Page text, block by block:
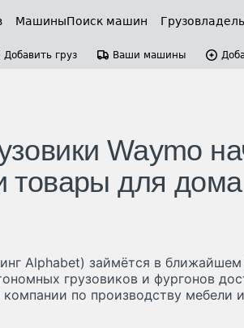
МашиныПоиск машин
Добавить груз Ваши машины
Waymo
товары для дома
Alphabet) займётся в
грузовиков и фургонов
по производству мебели